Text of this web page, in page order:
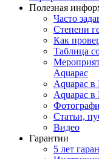
Полезная
Часто
Степени
Как
Таблица
Aquapac
Aquapac в
Aquapac
Статьи,
Видео
Гарантии
5 лет